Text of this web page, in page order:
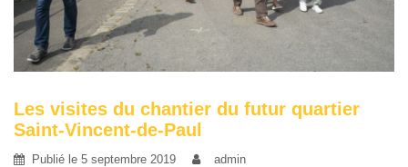
Les visites du chantier du futur quartier
Saint-Vincent-de-Paul
Publié le 5 septembre 2019
admin